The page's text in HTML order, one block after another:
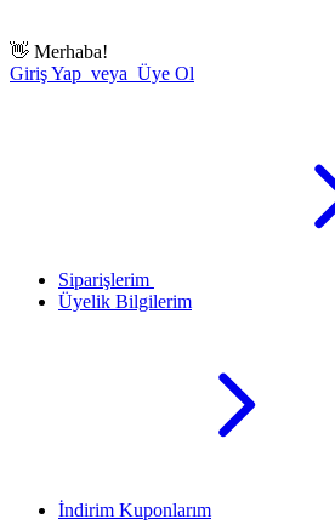
👋 Merhaba!
Giriş Yap veya Üye Ol
Siparişlerim
Üyelik Bilgilerim
İndirim Kuponlarım